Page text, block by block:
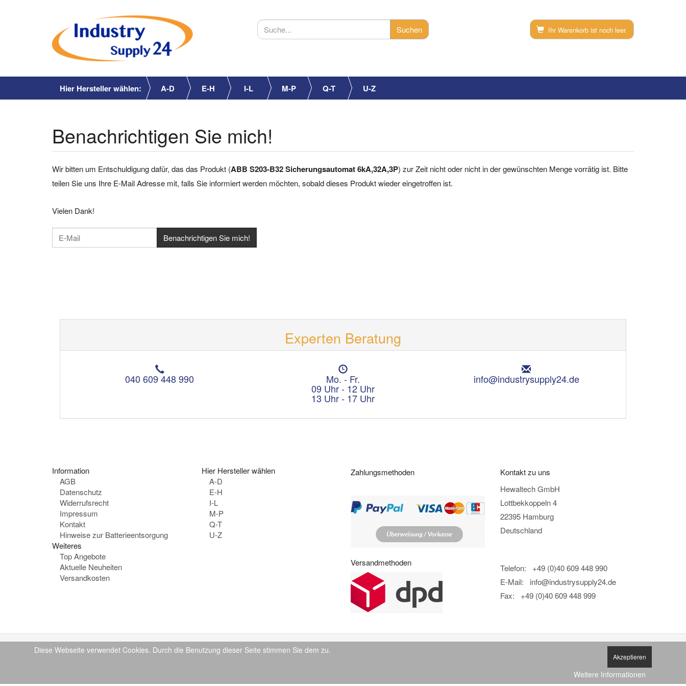
Ihr Warenkorb ist noch leer.
Hier Hersteller wählen: A-D E-H I-L M-P Q-T U-Z
Benachrichtigen Sie mich!
Wir bitten um Entschuldigung dafür, das das Produkt (ABB S203-B32 Sicherungsautomat 6kA,32A,3P) zur Zeit nicht oder nicht in der gewünschten Menge vorrätig ist. Bitte
teilen Sie uns Ihre E-Mail Adresse mit, falls Sie informiert werden möchten, sobald dieses Produkt wieder eingetroffen ist.
Vielen Dank!
Experten Beratung
T
e
l
o
040 609 448 990
Ö
f
n
u
n
Mo. - Fr.
09 Uhr - 12 Uhr
13 Uhr - 17 Uhr
E
m
a
:
info@industrysupply24.de
Information
AGB
Datenschutz
Widerrufsrecht
Impressum
Kontakt
Hinweise zur Batterieentsorgung
Weiteres
Top Angebote
Aktuelle Neuheiten
Versandkosten
Hier Hersteller wählen
A-D
E-H
I-L
M-P
Q-T
U-Z
Zahlungsmethoden
Versandmethoden
Kontakt zu uns
Hewaltech GmbH
Lottbekkoppeln 4
22395 Hamburg
Deutschland
Telefon: +49 (0)40 609 448 990
E-Mail: info@industrysupply24.de
Fax: +49 (0)40 609 448 999
Diese Webseite verwendet Cookies. Durch die Benutzung dieser Seite stimmen Sie dem zu.
Akzeptieren
Weitere Informationen